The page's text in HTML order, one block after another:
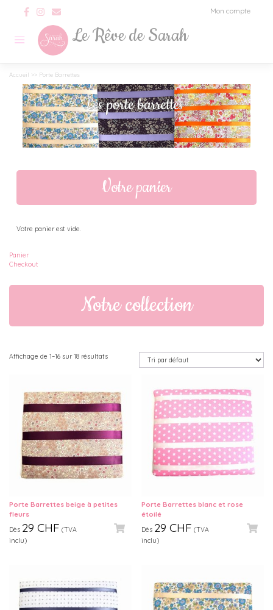
Mon compte
Le Rêve de Sarah
Accueil >> Porte Barrettes
Votre panier
Votre panier est vide.
Panier
Checkout
Notre collection
Affichage de 1–16 sur 18 résultats
Porte Barrettes beige à petites
fleurs
Dès 29 CHF (TVA
inclu)
Porte Barrettes blanc et rose
étoilé
Dès 29CHF (TVA
inclu)